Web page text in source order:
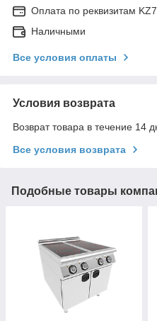
Оплата по реквизитам
Наличными
Все условия оплаты
Условия возврата
Возврат товара в течение 14
Все условия возврата
Подобные товары